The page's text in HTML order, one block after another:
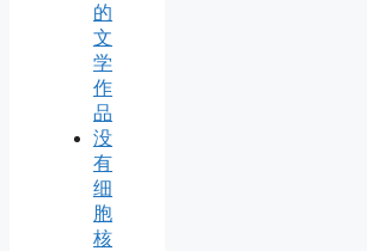
的
文
学
作
品
没
有
细
胞
核